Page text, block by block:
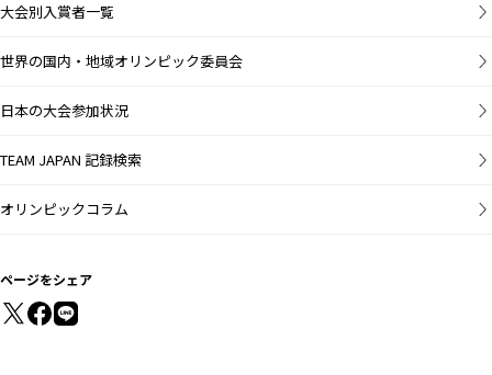
大会別入賞者一覧
世界の国内・地域オリンピック委員会
日本の大会参加状況
TEAM JAPAN 記録検索
オリンピックコラム
ページをシェア